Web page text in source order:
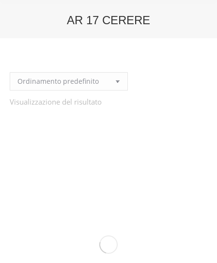
AR 17 CERERE
Visualizzazione del risultato